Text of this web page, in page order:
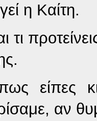
η Καίτη.
τι
είπες
αν